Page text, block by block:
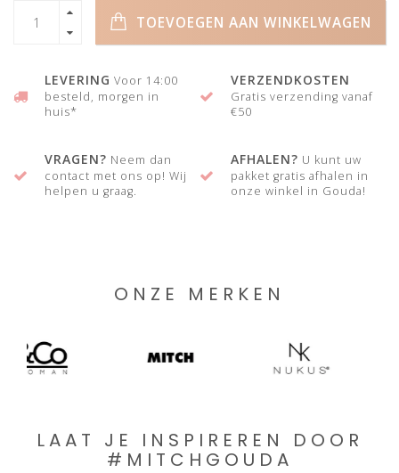
TOEVOEGEN AAN WINKELWAGEN
LEVERING Voor 14:00
besteld, morgen in
huis*
VERZENDKOSTEN
Gratis verzending vanaf
€50
VRAGEN? Neem dan
contact met ons op! Wij
helpen u graag.
AFHALEN? U kunt uw
pakket gratis afhalen in
onze winkel in Gouda!
ONZE MERKEN
LAAT JE INSPIREREN DOOR
#MITCHGOUDA